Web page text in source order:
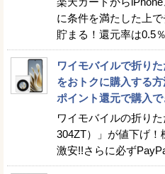
に条件を満たした上
貯まる！還元率は0.5％
ワイモバイルで折り
をおトクに購入する
ポイント還元で購入で
ワイモバイルの折り
304ZT）」が値下げ！
激安!!さらに必ず